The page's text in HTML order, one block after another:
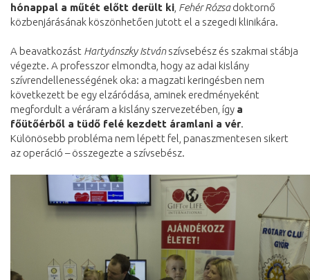
hónappal a műtét előtt derült ki Fehér Rózsadoktornő
közbenjárásának köszönhetően jutott el a szegedi klinikára.
A beavatkozást Hartyánszky Istvánszívsebész és szakmai stábja
végezte. A professzor elmondta, hogy az adai kislány
szívrendellenességének oka: a magzati keringésben nem
következett be egy elzáródása, aminek eredményeként
megfordult a véráram a kislány szervezetében, így a
főütőérből a tüdő felé kezdett áramlani a vér.
Különösebb probléma nem lépett fel, panaszmentesen sikert
az operáció – összegezte a szívsebész.